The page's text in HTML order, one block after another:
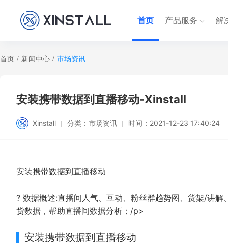
首页 产品服务 解
首页 / 新闻中心 / 市场资讯
安装携带数据到直播移动-Xinstall
Xinstall 分类： 市场资讯 时间： 2021-12-23 17:40:24
安装携带数据到直播移动
? 数据概述:直播间人气、互动、粉丝群趋势图、货架/讲
货数据，帮助直播间数据分析；/p>
安装携带数据到直播移动